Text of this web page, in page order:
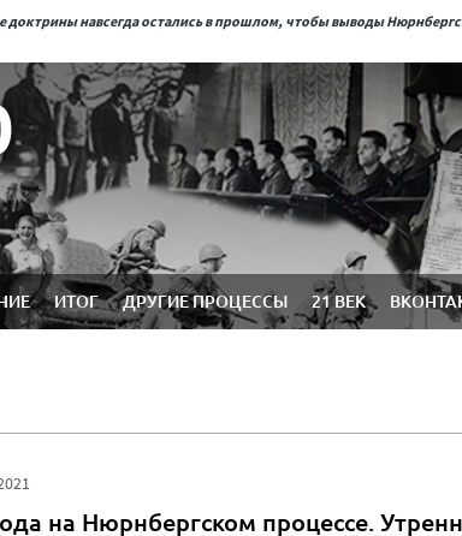
навсегда остались в прошлом, чтобы выводы
ИТОГ ДРУГИЕ ПРОЦЕССЫ 21 ВЕК
на Нюрнбергском процессе.